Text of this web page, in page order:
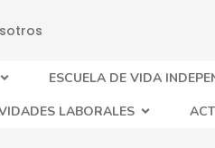
ESCUELA DE VIDA
LABORALES